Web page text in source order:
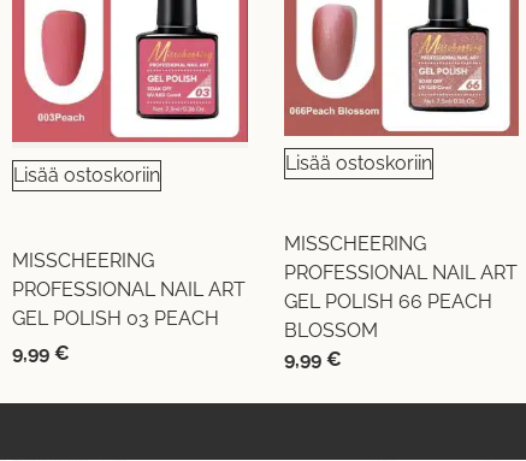
Lisää ostoskoriin
MISSCHEERING
PROFESSIONAL NAIL ART
GEL POLISH 03 PEACH
9,99 €
Lisää ostoskoriin
MISSCHEERING
PROFESSIONAL NAIL ART
GEL POLISH 66 PEACH
BLOSSOM
9,99 €